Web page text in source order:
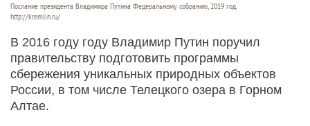
Послание президента Владимира Путина Федеральному собранию, 2019 год.
http://kremlin.ru/
В 2016 году году Владимир Путин поручил
правительству подготовить программы
сбережения уникальных природных объектов
России, в том числе Телецкого озера в Горном
Алтае.